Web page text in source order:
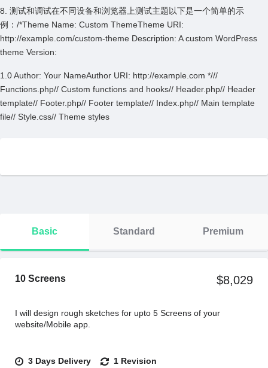
8. 测试和调试在不同设备和浏览器上测试主题以下是⼀个简单的⽰
例：/*Theme Name: Custom ThemeTheme URI:
http://example.com/custom-theme Description: A custom WordPress
theme Version:
1.0 Author: Your NameAuthor URI: http://example.com *///
Functions.php// Custom functions and hooks// Header.php// Header
template// Footer.php// Footer template// Index.php// Main template
file// Style.css// Theme styles
Basic Standard Premium
10 Screens $8,029
I will design rough sketches for upto 5 Screens of your
website/Mobile app.
3 Days Delivery 1 Revision